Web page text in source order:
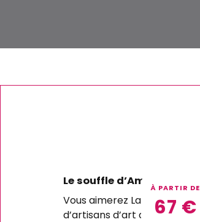
À PARTIR DE
67 €
Le souffle d’Amboise
Vous aimerez La rencontre
d’artisans d’art dans un haut